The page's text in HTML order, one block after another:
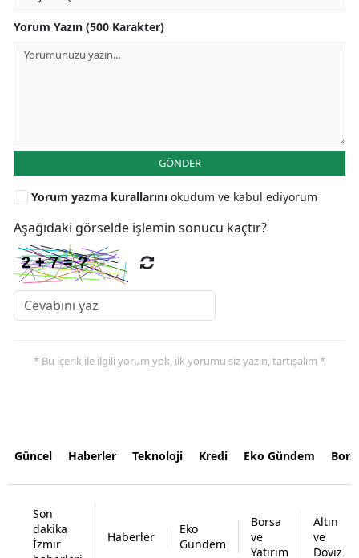
Yorum Yazın (500 Karakter)
GÖNDER
Yorum yazma kurallarını okudum ve kabul ediyorum
Aşağıdaki görselde işlemin sonucu kaçtır?
* Bu içerik ile ilgili yorum yok, ilk yorumu siz yazın, tartışalım *
Güncel Haberler Teknoloji Kredi Eko Gündem
Son
dakika
İzmir
Haberler
Eko
Gündem
Borsa
ve
Yatırım
Altın
ve
Döviz